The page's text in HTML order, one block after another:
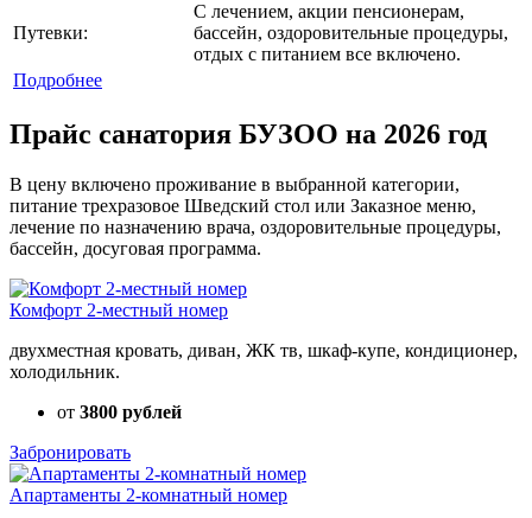
Путевки:
С лечением, акции пенсионерам,
бассейн, оздоровительные процедуры,
отдых с питанием все включено.
Подробнее
Прайс санатория БУЗОО на 2026 год
В цену включено проживание в выбранной категории,
питание трехразовое Шведский стол или Заказное меню,
лечение по назначению врача, оздоровительные процедуры,
бассейн, досуговая программа.
Комфорт 2-местный номер
двухместная кровать, диван, ЖК тв, шкаф-купе, кондиционер,
холодильник.
от 3800 рублей
Забронировать
Апартаменты 2-комнатный номер